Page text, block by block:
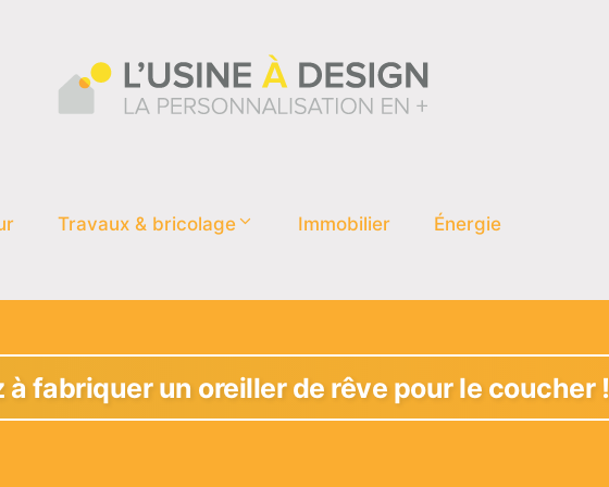
Travaux & bricolage Immobilier Énergie
à fabriquer un oreiller de rêve pour le coucher !